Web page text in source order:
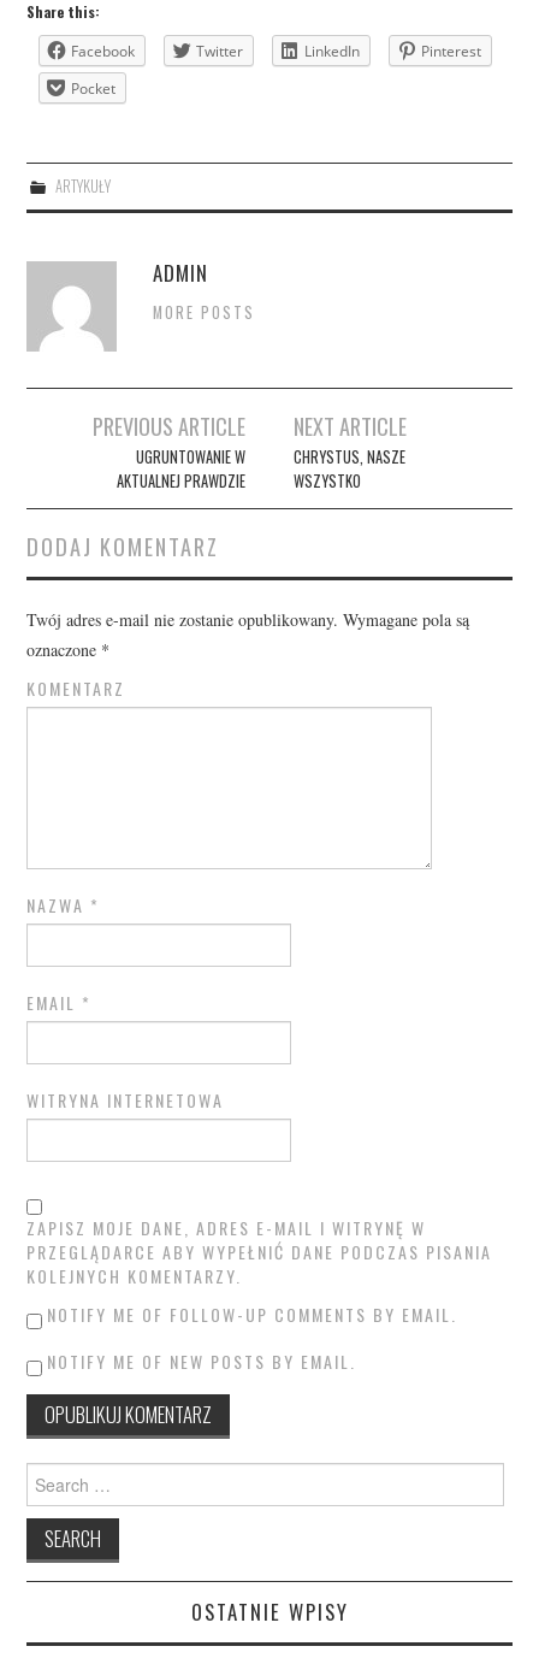
Share this:
Facebook
Twitter LinkedIn
Pinterest
Pocket
ARTYKUŁY
ADMIN
MORE POSTS
navigation
PREVIOUS ARTICLE
UGRUNTOWANIE W
AKTUALNEJ PRAWDZIE
NEXT ARTICLE
CHRYSTUS, NASZE
WSZYSTKO
DODAJ KOMENTARZ
Twój adres e-mail nie zostanie opublikowany. Wymagane pola są
oznaczone *
KOMENTARZ
NAZWA *
EMAIL *
WITRYNA INTERNETOWA
ZAPISZ MOJE DANE, ADRES E-MAIL I WITRYNĘ W
PRZEGLĄDARCE ABY WYPEŁNIĆ DANE PODCZAS PISANIA
KOLEJNYCH KOMENTARZY.
NOTIFY ME OF FOLLOW-UP COMMENTS BY EMAIL.
NOTIFY ME OF NEW POSTS BY EMAIL.
Search
for:
OSTATNIE WPISY